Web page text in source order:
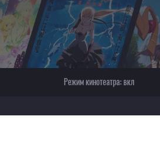
Режим кинотеатра:вкл